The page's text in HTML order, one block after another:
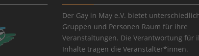
Der Gay in May e.V. bietet
Gruppen und Personen Raum für ihre
Veranstaltungen. Die Verantwortung für
Inhalte tragen die Veranstalter*innen.